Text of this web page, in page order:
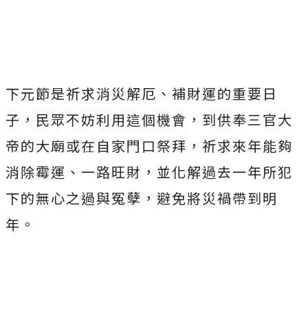
下元節是祈求消災解厄、補財運的重要日
子，民眾不妨利用這個機會，到供奉三官大
帝的大廟或在自家門口祭拜，祈求來年能夠
消除霉運、一路旺財，並化解過去一年所犯
下的無心之過與冤孽，避免將災禍帶到明
年。